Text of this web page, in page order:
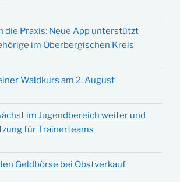
die Praxis: Neue App unterstützt
im Oberbergischen Kreis
Waldkurs am 2. August
im Jugendbereich weiter und
für Trainerteams
Geldbörse bei Obstverkauf